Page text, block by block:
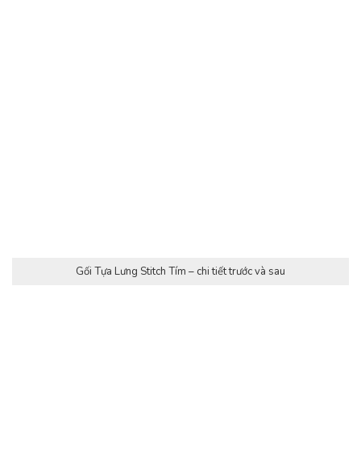
Gối Tựa Lưng Stitch Tím – chi tiết trước và sau